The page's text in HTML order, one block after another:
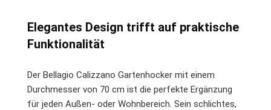
Elegantes Design trifft auf praktische
Funktionalität
Der Bellagio Calizzano Gartenhocker mit einem
Durchmesser von 70 cm ist die perfekte Ergänzung
für jeden Außen- oder Wohnbereich. Sein schlichtes,